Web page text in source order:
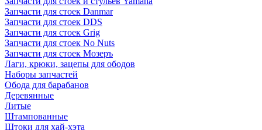
Запчасти для стоек Danmar
Запчасти для стоек DDS
Запчасти для стоек Grig
Запчасти для стоек No Nuts
Запчасти для стоек Мозеръ
Лаги, крюки, зацепы для ободов
Наборы запчастей
Обода для барабанов
Деревянные
Литые
Штампованные
Штоки для хай-хэта